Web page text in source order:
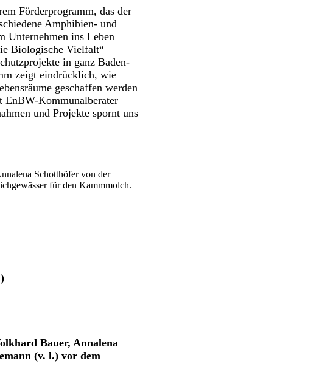
Förderprogramm, das der
Amphibien- und
Unternehmen ins Leben
Biologische Vielfalt“
in ganz Baden-
zeigt eindrücklich, wie
geschaffen werden
EnBW-Kommunalberater
und Projekte spornt uns
Schotthöfer von der
für den Kammmolch.
Bauer, Annalena
(v. l.) vor dem